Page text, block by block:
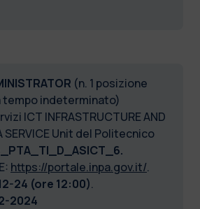
(n. 1 posizione
indeterminato)
ICT INFRASTRUCTURE AND
SERVICE Unit del Politecnico
https://portale.inpa.gov.it/.
24 (ore 12:00).
2024